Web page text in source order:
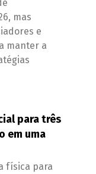
mas
e
manter a
para três
em uma
física para